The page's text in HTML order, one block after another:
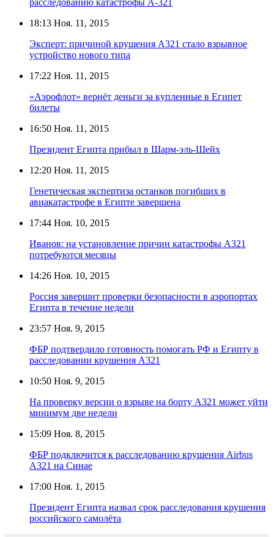
18:13 Ноя. 11, 2015
Эксперт: причиной крушения А321 стало взрывное
устройство нового типа
17:22 Ноя. 11, 2015
«Аэрофлот» вернёт деньги за купленные в Египет
билеты
16:50 Ноя. 11, 2015
Президент Египта прибыл в Шарм-эль-Шейх
12:20 Ноя. 11, 2015
Генетическая экспертиза останков погибших в
авиакатастрофе в Египте завершена
17:44 Ноя. 10, 2015
Иванов: на установление причин катастрофы А321
потребуются месяцы
14:26 Ноя. 10, 2015
Россия завершит проверки безопасности в аэропортах
Египта в течение недели
23:57 Ноя. 9, 2015
ФБР подтвердило готовность помогать РФ и Египту в
расследовании крушения А321
10:50 Ноя. 9, 2015
На проверку версии о взрыве на борту А321 может уйти
минимум две недели
15:09 Ноя. 8, 2015
ФБР подключится к расследованию крушения Airbus
А321 на Синае
17:00 Ноя. 1, 2015
Президент Египта назвал срок расследования крушения
российского самолёта